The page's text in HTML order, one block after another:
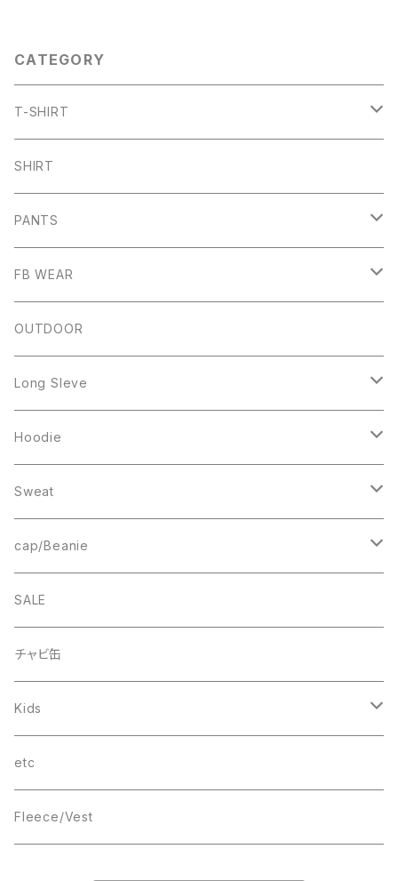
CATEGORY
T-SHIRT
ARCH
CHB
HW
IZUTAMA
SHIRT
PANTS
SHORT PANTS
NY PANTS
FB WEAR
Raglan Tee
Mesh Tanktop
Sweat
Fleece
Smock
FB CAP
OUTDOOR
Long Sleve
Square Logo
1st ARCH
cheer
bee(r)
Smile
THINGS
wave
Box Logo
Hoodie
College Logo
Square Logo
Box Logo
Sweat
College Logo
Box Logo
“C”
cap/Beanie
Wappen Beanie
SALE
チャビ缶
Kids
T-SHIRT
etc
Fleece/Vest